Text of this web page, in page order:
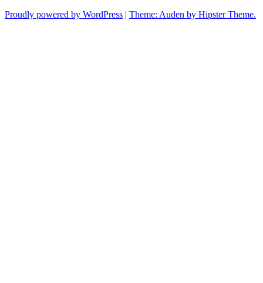
Proudly powered by WordPress | Theme: Auden by Hipster Theme.